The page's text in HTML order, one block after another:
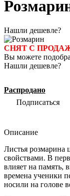
Нашли дешевле?
СНЯТ С
Вы можете
Нашли дешевле?
Распродано
Подписаться
Описание
Листья розмарина
свойствами. В
влияет на память,
времена ученики
носили на голове